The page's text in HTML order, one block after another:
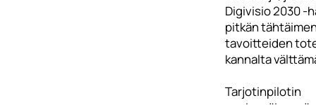
Digivisio 2030 -
pitkän
tavoitteiden
kannalta
Tarjotinpilotin